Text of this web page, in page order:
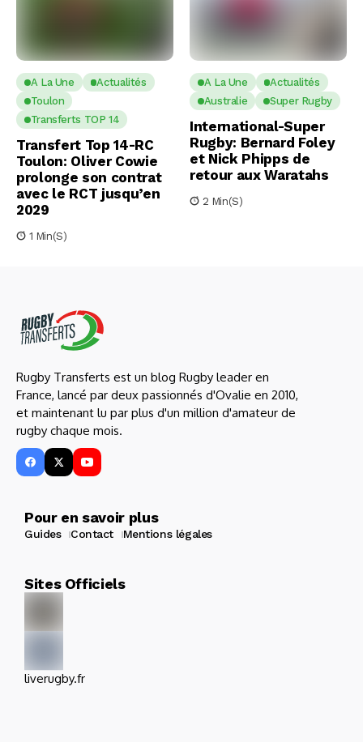
A La Une
Actualités
Toulon
Transferts TOP 14
Transfert Top 14-RC
Toulon: Oliver Cowie
prolonge son contrat
avec le RCT jusqu’en
2029
1 Min(s)
A La Une
Actualités
Australie
Super Rugby
International-Super
Rugby: Bernard Foley
et Nick Phipps de
retour aux Waratahs
2 Min(s)
Rugby Transferts est un blog Rugby leader en
France, lancé par deux passionnés d'Ovalie en 2010,
et maintenant lu par plus d'un million d'amateur de
rugby chaque mois.
Pour en savoir plus
Guides Contact Mentions légales
Sites Officiels
liverugby.fr